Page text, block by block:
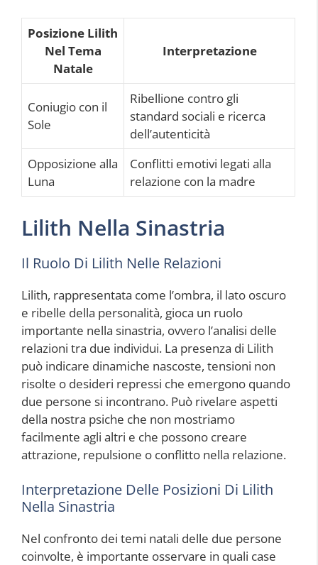
Posizione Lilith
Nel Tema
Natale
Interpretazione
Coniugio con il
Sole
Ribellione contro gli
standard sociali e ricerca
dell’autenticità
Opposizione alla
Luna
Conflitti emotivi legati alla
relazione con la madre
Lilith Nella Sinastria
Il Ruolo Di Lilith Nelle Relazioni
Lilith, rappresentata come l’ombra, il lato oscuro
e ribelle della personalità, gioca un ruolo
importante nella sinastria, ovvero l’analisi delle
relazioni tra due individui. La presenza di Lilith
può indicare dinamiche nascoste, tensioni non
risolte o desideri repressi che emergono quando
due persone si incontrano. Può rivelare aspetti
della nostra psiche che non mostriamo
facilmente agli altri e che possono creare
attrazione, repulsione o conflitto nella relazione.
Interpretazione Delle Posizioni Di Lilith
Nella Sinastria
Nel confronto dei temi natali delle due persone
coinvolte, è importante osservare in quali case